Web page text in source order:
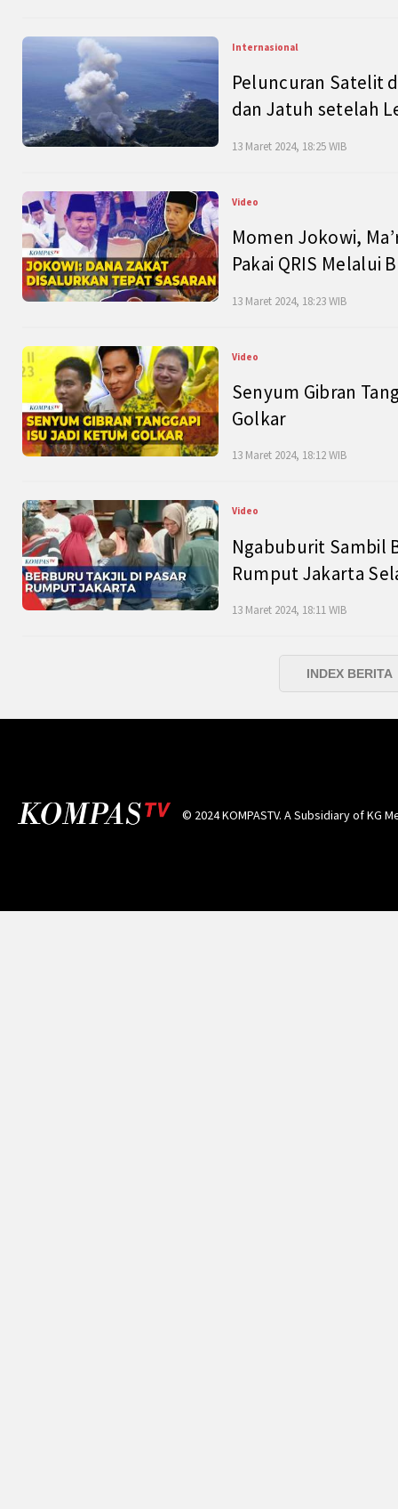
Internasional
Peluncuran Satelit
dan Jatuh setelah
13 Maret 2024, 18:25 WIB
Video
Momen Jokowi,
Pakai QRIS Melalui
13 Maret 2024, 18:23 WIB
Video
Senyum Gibran
Golkar
13 Maret 2024, 18:12 WIB
Video
Ngabuburit Sambil
Rumput Jakarta
13 Maret 2024, 18:11 WIB
INDEX BERITA
© 2024 KOMPASTV. A Subsidiary ofKG